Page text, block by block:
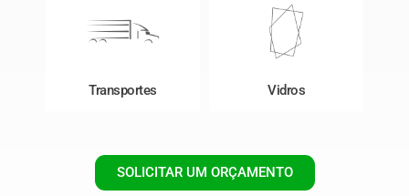
Transportes Vidros
SOLICITAR UM ORÇAMENTO